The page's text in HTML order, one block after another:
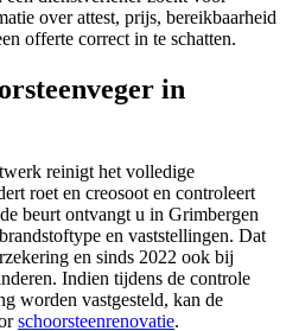
over attest, prijs, bereikbaarheid
offerte correct in te schatten.
in
reinigt het volledige
roet en creosoot en controleert
beurt ontvangt u in Grimbergen
en vaststellingen. Dat
en sinds 2022 ook bij
Indien tijdens de controle
worden vastgesteld, kan de
schoorsteenrenovatie.